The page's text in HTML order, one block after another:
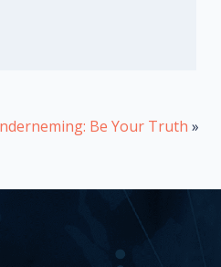
Be Your Truth »